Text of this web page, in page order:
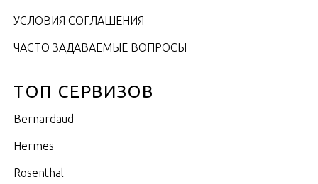
УСЛОВИЯ СОГЛАШЕНИЯ
ЧАСТО ЗАДАВАЕМЫЕ ВОПРОСЫ
ТОП СЕРВИЗОВ
Bernardaud
Hermes
Rosenthal